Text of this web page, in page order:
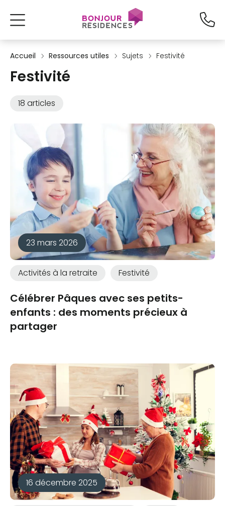
Accueil Ressources utiles Sujets Festivité
Festivité
18 articles
23 mars 2026
Activités à la retraite Festivité
Célébrer Pâques avec ses petits-
enfants : des moments précieux à
partager
16 décembre 2025